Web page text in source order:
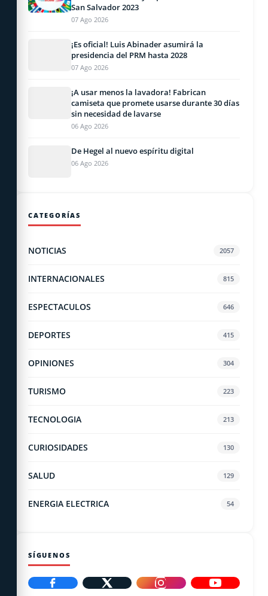
San Salvador 2023
07 Ago 2026
¡Es oficial! Luis Abinader asumirá la
presidencia del PRM hasta 2028
07 Ago 2026
¡A usar menos la lavadora! Fabrican
camiseta que promete usarse durante 30 días
sin necesidad de lavarse
06 Ago 2026
De Hegel al nuevo espíritu digital
06 Ago 2026
CATEGORÍAS
NOTICIAS 2057
INTERNACIONALES 815
ESPECTACULOS 646
DEPORTES 415
OPINIONES 304
TURISMO 223
TECNOLOGIA 213
CURIOSIDADES 130
SALUD 129
ENERGIA ELECTRICA 54
SÍGUENOS